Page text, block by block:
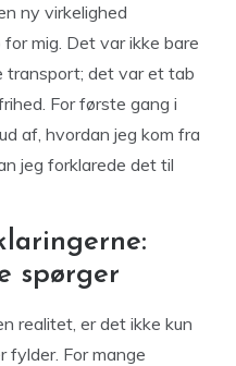
ny virkelighed
mig. Det var ikke bare
transport; det var et tab
For første gang i
af, hvordan jeg kom fra
jeg forklarede det til
spørger
realitet, er det ikke kun
fylder. For mange